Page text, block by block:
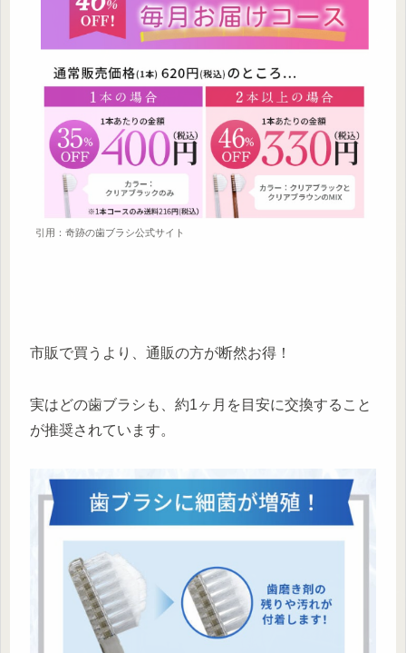
引用：奇跡の歯ブラシ公式サイト
市販で買うより、通販の方が断然お得！
実はどの歯ブラシも、約1ヶ月を目安に交換すること
が推奨されています。